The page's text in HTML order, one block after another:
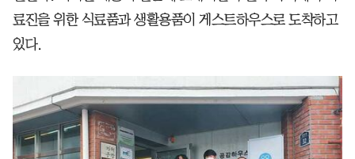
료진을 위한 식료품과 생활용품이 게스트하우스로 도착하고
있다.